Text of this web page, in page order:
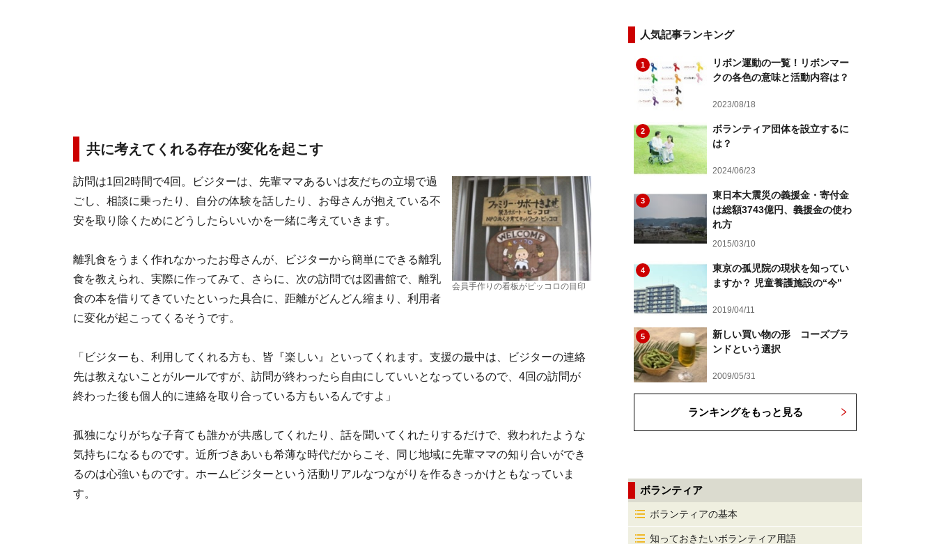
共に考えてくれる存在が変化を起こす
会員手作りの看板がピッコロの目印
訪問は1回2時間で4回。ビジターは、先輩ママあるいは友だちの立場で過
ごし、相談に乗ったり、自分の体験を話したり、お母さんが抱えている不
安を取り除くためにどうしたらいいかを一緒に考えていきます。
離乳食をうまく作れなかったお母さんが、ビジターから簡単にできる離乳
食を教えられ、実際に作ってみて、さらに、次の訪問では図書館で、離乳
食の本を借りてきていたといった具合に、距離がどんどん縮まり、利用者
に変化が起こってくるそうです。
「ビジターも、利用してくれる方も、皆『楽しい』といってくれます。支援の最中は、ビジターの連絡
先は教えないことがルールですが、訪問が終わったら自由にしていいとなっているので、4回の訪問が
終わった後も個人的に連絡を取り合っている方もいるんですよ」
孤独になりがちな子育ても誰かが共感してくれたり、話を聞いてくれたりするだけで、救われたような
気持ちになるものです。近所づきあいも希薄な時代だからこそ、同じ地域に先輩ママの知り合いができ
るのは心強いものです。ホームビジターという活動リアルなつながりを作るきっかけともなっていま
す。
人気記事ランキング
1
リボン運動の一覧！リボンマー
クの各色の意味と活動内容は？
2023/08/18
2
ボランティア団体を設立するに
は？
2024/06/23
3
東日本大震災の義援金・寄付金
は総額3743億円、義援金の使わ
れ方
2015/03/10
4
東京の孤児院の現状を知ってい
ますか？ 児童養護施設の“今”
2019/04/11
5
新しい買い物の形 コーズブラ
ンドという選択
2009/05/31
ランキングをもっと見る
ボランティア
ボランティアの基本
知っておきたいボランティア用語